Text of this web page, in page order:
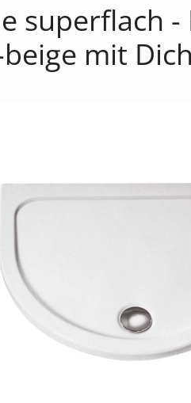
superflach
mit